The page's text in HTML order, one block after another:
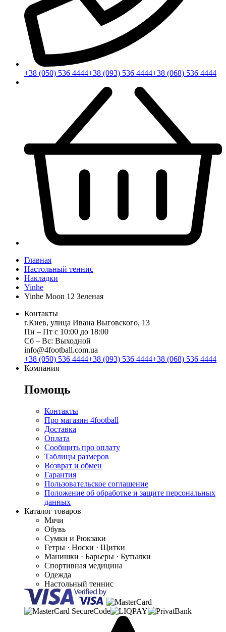
+38 (050) 536 4444+38 (093) 536 4444+38 (068) 536 4444
Главная
Настольный теннис
Накладки
Yinhe
Yinhe Moon 12 Зеленая
Контакты
г.Киев, улица Ивана Выговского, 13
Пн ‒ Пт с 10:00 до 18:00
Сб ‒ Вс: Выходной
info@4football.com.ua
+38 (050) 536 4444+38 (093) 536 4444+38 (068) 536 4444
Компания
Помощь
Контакты
Про магазин 4football
Доставка
Оплата
Сообщить про оплату
Таблицы размеров
Возврат и обмен
Гарантия
Пользовательское соглашение
Положение об обработке и защите персональных
данных
Каталог товаров
Мячи
Обувь
Сумки и Рюкзаки
Гетры · Носки · Щитки
Манишки · Барьеры · Бутылки
Спортивная медицина
Одежда
Настольный теннис